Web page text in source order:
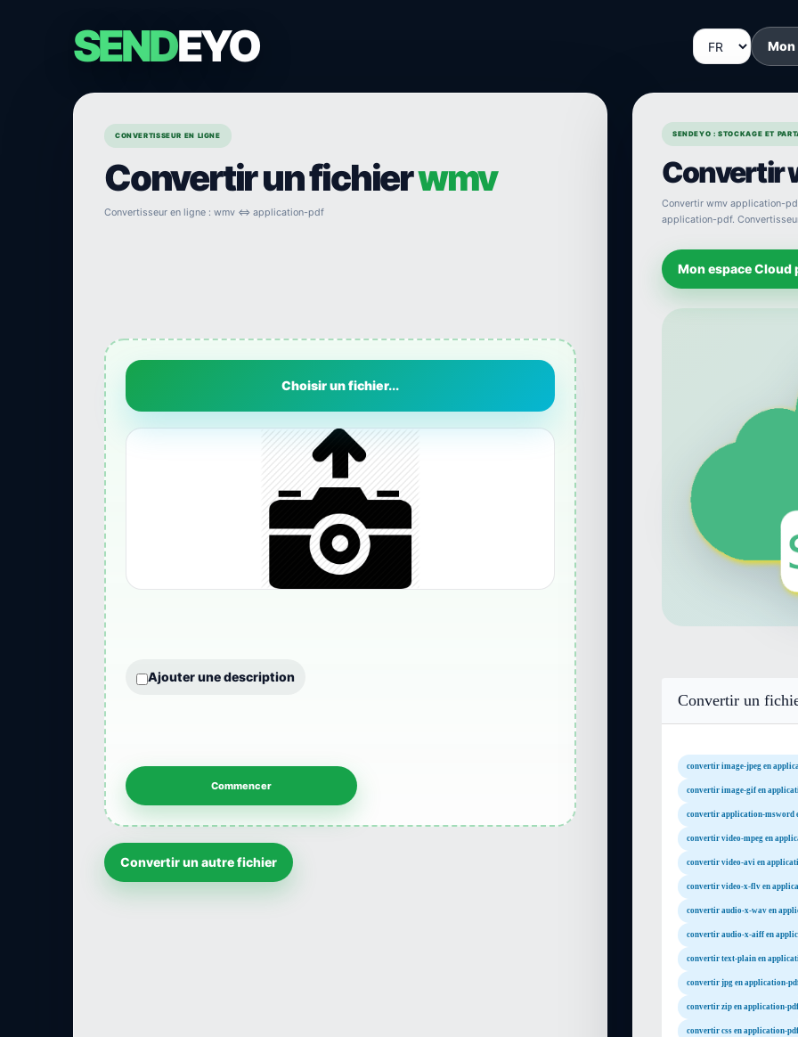
SENDEYO Mon
CONVERTISSEUR EN LIGNE
Convertir un fichierwmv
Convertisseur en ligne : wmv ⇔ application-pdf
Choisir un fichier...
Ajouter une description
Convertir un autre fichier
SENDEYO : STOCKAGE ET
Convertir
Convertir wmv application-
application-pdf.
Mon espace Cloud
Convertir un
convertir image-jpeg en
convertir image-gif en
convertir application-msword
convertir video-mpeg en
convertir video-avi en
convertir video-x-flv en
convertir audio-x-wav en
convertir audio-x-aiff en
convertir text-plain en
convertir jpg en application-
convertir zip en application-pdf
convertir css en application-pdf